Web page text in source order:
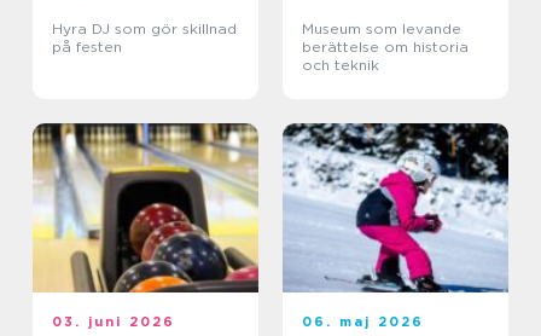
Hyra DJ som gör skillnad
på festen
Museum som levande
berättelse om historia
och teknik
03. juni 2026 06. maj 2026